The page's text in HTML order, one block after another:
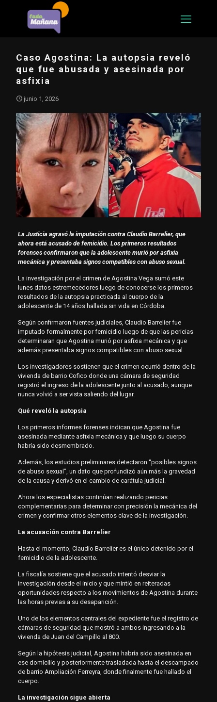
Caso Agostina: La autopsia reveló
que fue abusada y asesinada por
asfixia
junio 1, 2026
La Justicia agravó la imputación contra Claudio Barrelier, que
ahora está acusado de femicidio. Los primeros resultados
forenses confirmaron que la adolescente murió por asfixia
mecánica y presentaba signos compatibles con abuso sexual.
La investigación por el crimen de Agostina Vega sumó este
lunes datos estremecedores luego de conocerse los primeros
resultados de la autopsia practicada al cuerpo de la
adolescente de 14 años hallada sin vida en Córdoba.
Según confirmaron fuentes judiciales, Claudio Barrelier fue
imputado formalmente por femicidio luego de que las pericias
determinaran que Agostina murió por asfixia mecánica y que
además presentaba signos compatibles con abuso sexual.
Los investigadores sostienen que el crimen ocurrió dentro de la
vivienda de barrio Cofico donde una cámara de seguridad
registró el ingreso de la adolescente junto al acusado, aunque
nunca volvió a ser vista saliendo del lugar.
Qué reveló la autopsia
Los primeros informes forenses indican que Agostina fue
asesinada mediante asfixia mecánica y que luego su cuerpo
habría sido desmembrado.
Además, los estudios preliminares detectaron “posibles signos
de abuso sexual”, un dato que profundizó aún más la gravedad
de la causa y derivó en el cambio de carátula judicial.
Ahora los especialistas continúan realizando pericias
complementarias para determinar con precisión la mecánica del
crimen y confirmar otros elementos clave de la investigación.
La acusación contra Barrelier
Hasta el momento, Claudio Barrelier es el único detenido por el
femicidio de la adolescente.
La fiscalía sostiene que el acusado intentó desviar la
investigación desde el inicio y que mintió en reiteradas
oportunidades respecto a los movimientos de Agostina durante
las horas previas a su desaparición.
Uno de los elementos centrales del expediente fue el registro de
cámaras de seguridad que mostró a ambos ingresando a la
vivienda de Juan del Campillo al 800.
Según la hipótesis judicial, Agostina habría sido asesinada en
ese domicilio y posteriormente trasladada hasta el descampado
de barrio Ampliación Ferreyra, donde finalmente fue hallado el
cuerpo.
La investigación sigue abierta